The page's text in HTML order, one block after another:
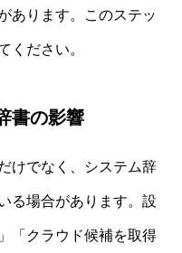
あります。このステッ
ください。
書の影響
けでなく、システム辞
る場合があります。設
「クラウド候補を取得